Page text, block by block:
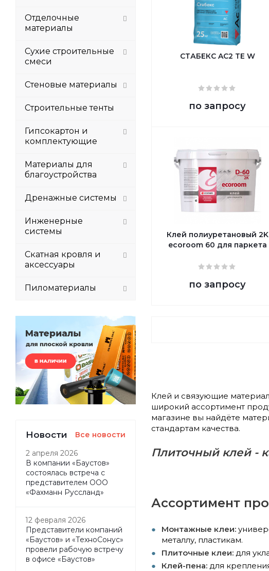
СТАБЕКС AC2 TE W
по запросу
Клей полиуретановый 2K
ecoroom 60 для паркета
по запросу
Клей и связующие
широкий ассортимент
магазине вы найдёте
стандартам качества.
Плиточный клей -
Ассортимент
Монтажные клеи:
металлу, пластикам.
Плиточные клеи: для
Клей-пена: для
Отделочные
материалы
Сухие строительные
смеси
Стеновые материалы
Строительные тенты
Гипсокартон и
комплектующие
Материалы для
благоустройства
Дренажные системы
Инженерные
системы
Скатная кровля и
аксессуары
Пиломатериалы
Новости Все новости
2 апреля 2026
В компании «Баустов»
состоялась встреча с
представителем ООО
«Фахманн Руссланд»
12 февраля 2026
Представители компаний
«Баустов» и «ТехноСонус»
провели рабочую встречу
в офисе «Баустов»